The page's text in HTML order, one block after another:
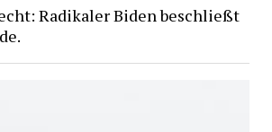
Radikaler Biden beschließt